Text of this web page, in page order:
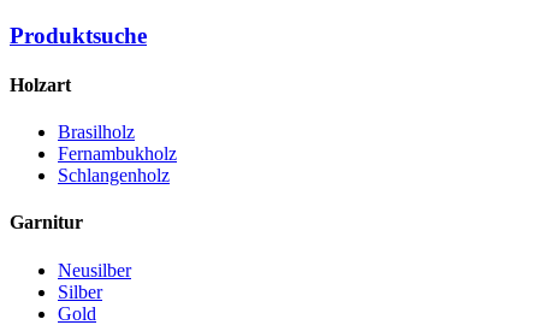
Produktsuche
Holzart
Brasilholz
Fernambukholz
Schlangenholz
Garnitur
Neusilber
Silber
Gold